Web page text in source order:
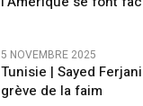
5 NOVEMBRE 2025
Tunisie | Sayed
grève de la faim